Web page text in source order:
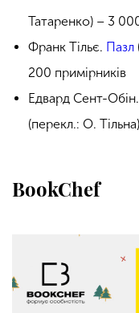
Татаренко) – 3
Франк Тільє. Пазл
200 примірників
Едвард Сент-
(перекл.: О.
BookChef